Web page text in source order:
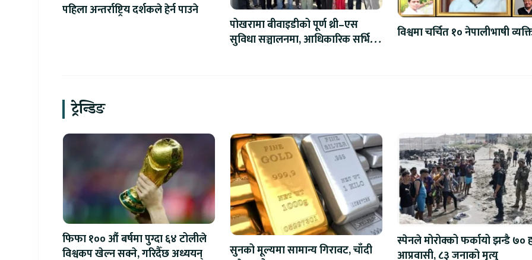
पहिला अन्तर्राष्ट्रिय दर्शकले हेर्न पाउने
पोखरामा बीवाइडीको पूर्ण थ्री–एस
सुविधा सञ्चालनमा, आधिकारिक सर्भिस
विश्वमा चर्चित १० नेपालीभाषी
ट्रेन्डिङ
फिफा १०० औं बर्षमा पुग्दा ६४ टोलीले
विश्वकप खेल्न सक्ने, गरिदैँछ अध्ययन्
सुनको मूल्यमा सामान्य गिरावट, चाँदी
स्पेनले मोरोक्को फर्कायो झन्डै ७०
आप्रवासी, ८३ जनाको मृत्यु